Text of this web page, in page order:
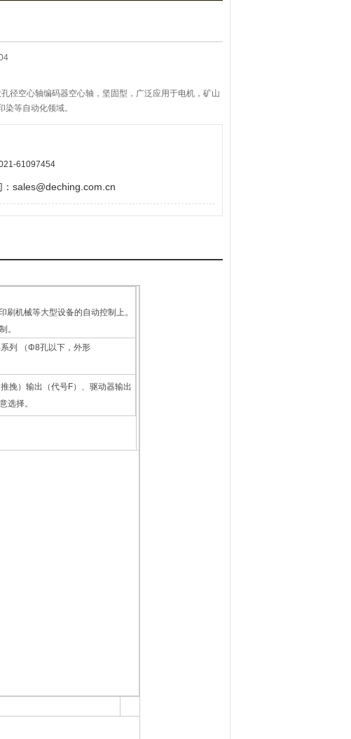
径空心轴编码器空心轴，坚固型，广泛应用于电机，矿山
等自动化领域。
应用于现代化工业中，可直接安装在驱动轴较大的驱动或
在驱动轴上，多种安装辅件柔性连接，保证了编码器的安
满足精密控制，又能保证载荷安全，是一款性价比很高的
61097454
：sales@deching.com.cn
机械等大型设备的自动控制上。
。
列 （Φ8孔以下，外形
挽）输出（代号F）、驱动器输出
选择。